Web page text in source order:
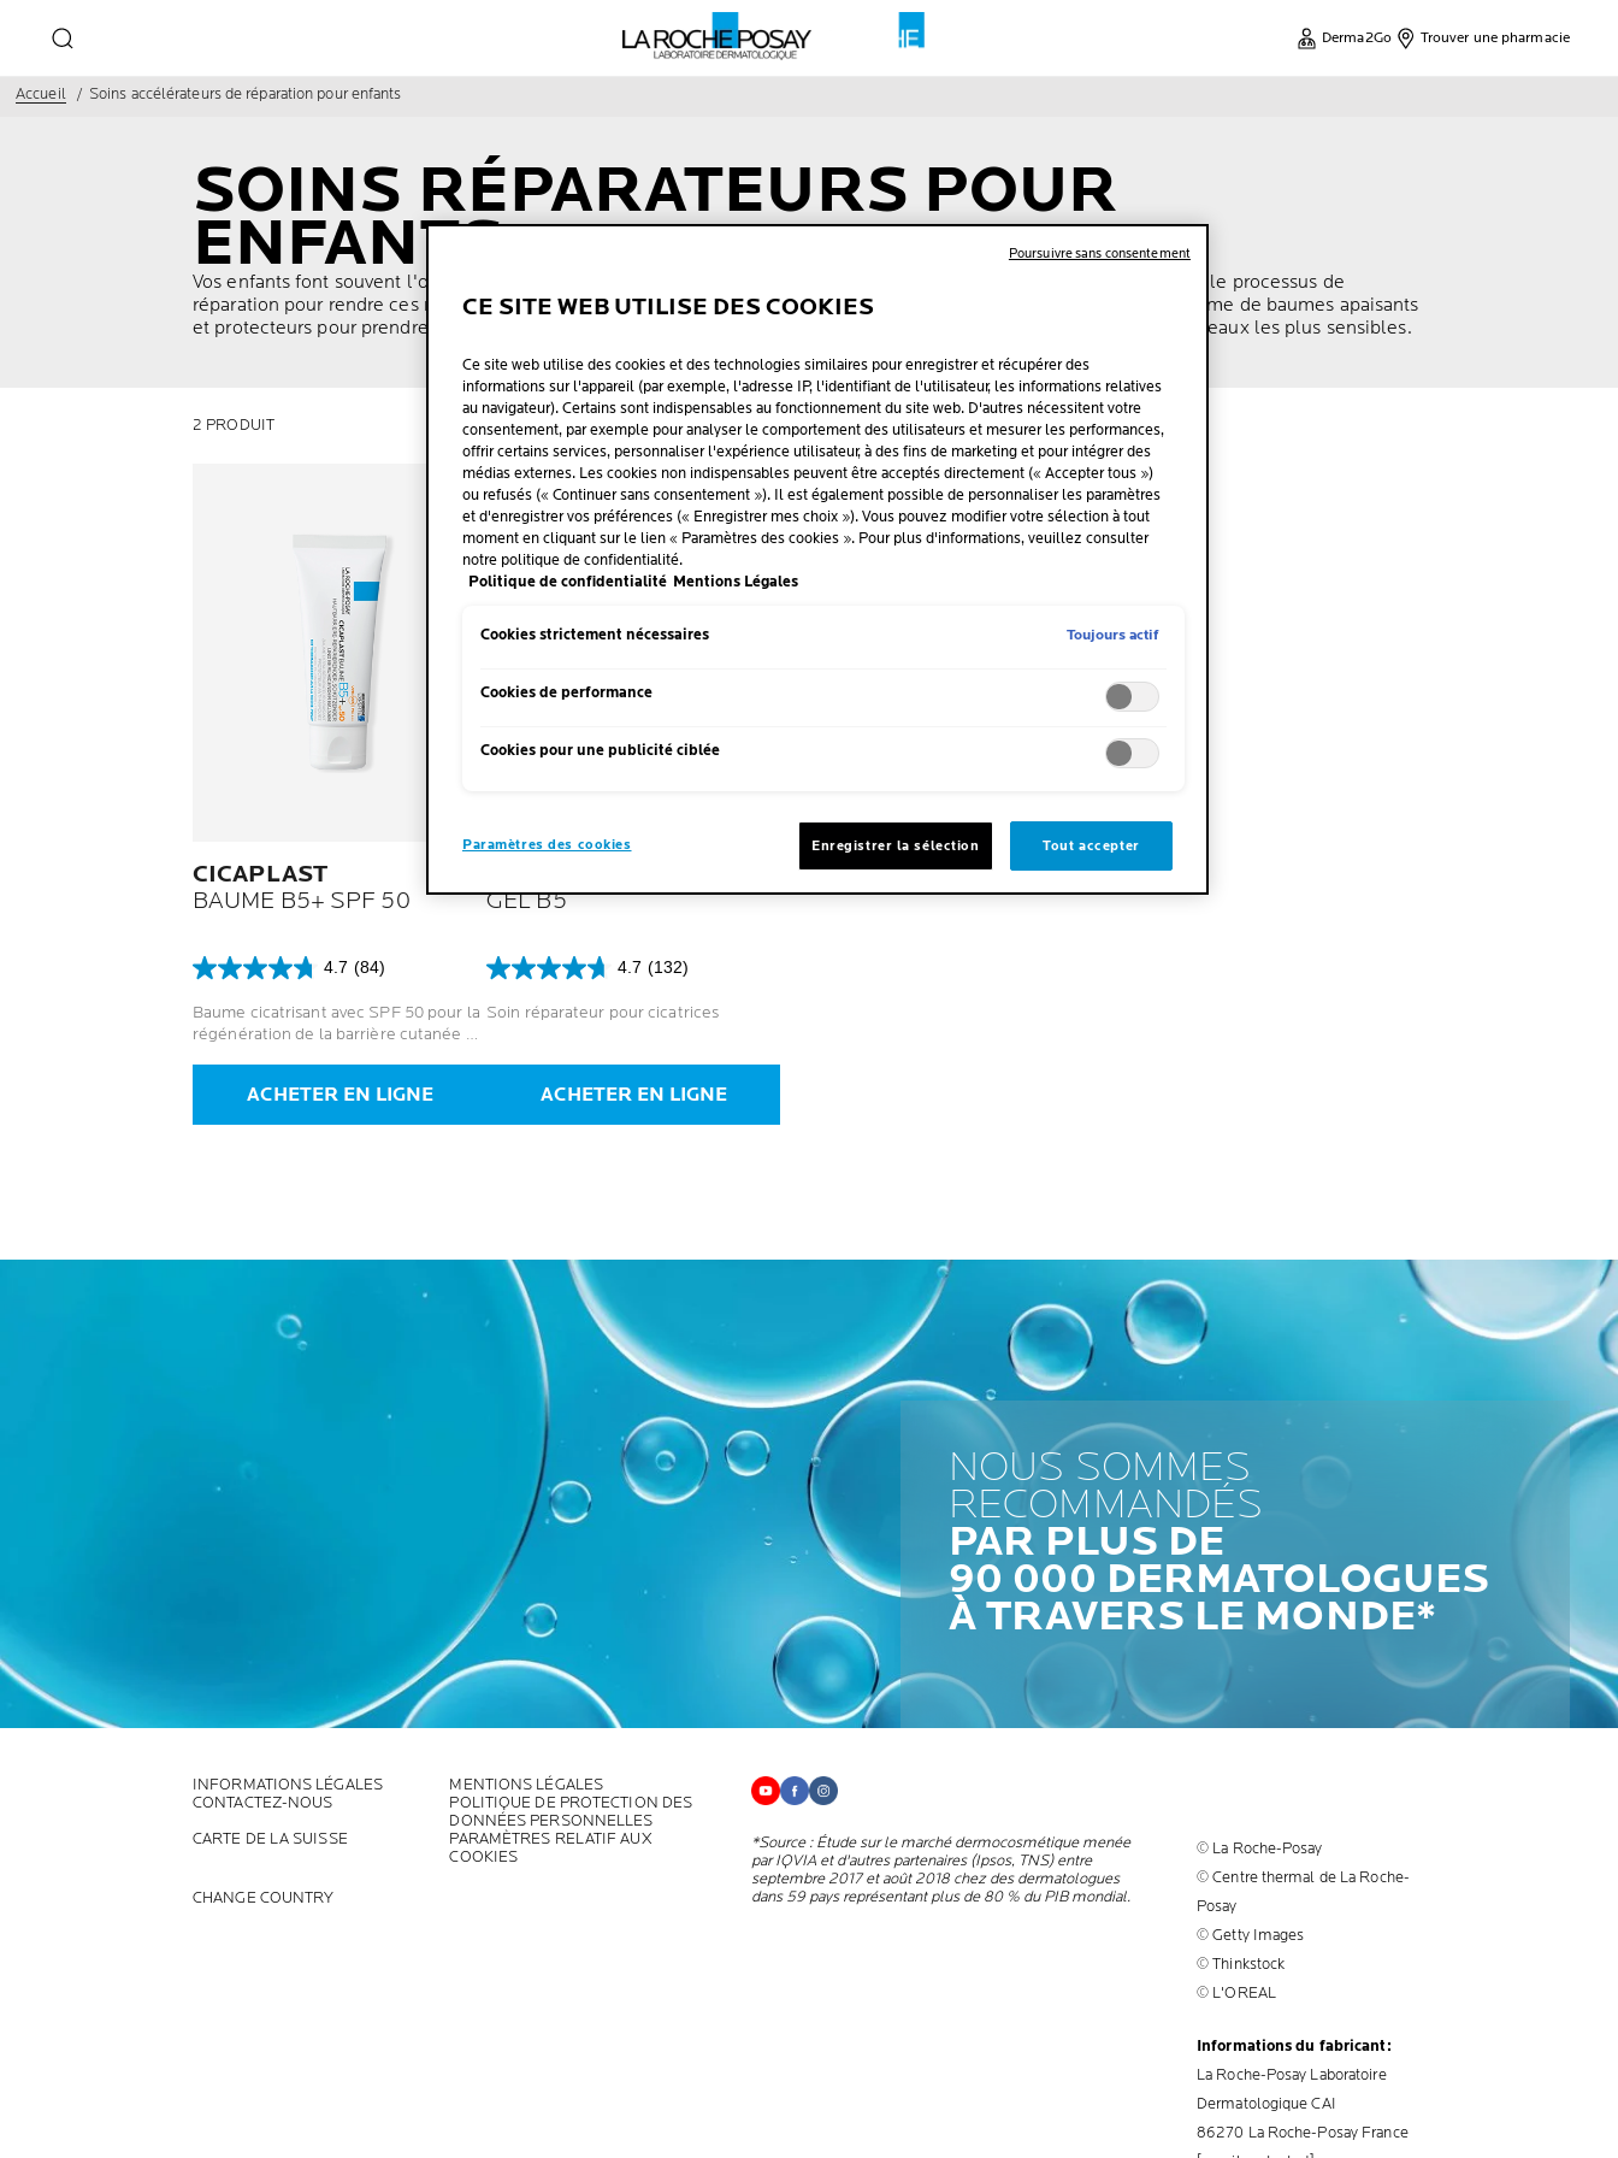
Derma2Go Trouver une pharmacie
Accueil Soins accélérateurs de réparation pour enfants
SOINS RÉPARATEURS POUR
ENFANTS
Vos enfants font souvent l'objet de petits bobos, et leur peau aussi. L'objectif de nos soins pour la peau est d'accélérer le processus de
réparation pour rendre ces marques les plus discrètes possible. Chez La Roche-Posay, nous avons développé une gamme de baumes apaisants
et protecteurs pour prendre soin de votre peau, après cicatrisation. Enrichis en eau thermale, ils ont été testés sur les peaux les plus sensibles.
2 PRODUIT
CICAPLAST
BAUME B5+ SPF 50
4.7 (84)
4.7
sur
5
étoiles.
84
Baume cicatrisant avec SPF 50 pour la
régénération de la barrière cutanée &
ACHETER EN LIGNE
TESTÉ EN ONCOLOGIE
GEL B5
4.7 (132)
4.7
sur
5
132
Soin réparateur pour cicatrices
ACHETER EN LIGNE
NOUS SOMMES
RECOMMANDÉS
PAR PLUS DE
90 000 DERMATOLOGUES
À TRAVERS LE MONDE*
INFORMATIONS LÉGALES
MENTIONS LÉGALES
CONTACTEZ-NOUS
POLITIQUE DE PROTECTION DES
DONNÉES PERSONNELLES
CARTE DE LA SUISSE
PARAMÈTRES RELATIF AUX
COOKIES
CHANGE COUNTRY
*Source : Étude sur le marché dermocosmétique menée
par IQVIA et d'autres partenaires (Ipsos, TNS) entre
septembre 2017 et août 2018 chez des dermatologues
dans 59 pays représentant plus de 80 % du PIB mondial.
© La Roche-Posay
© Centre thermal de La Roche-
Posay
© Getty Images
© Thinkstock
© L'OREAL
Informations du fabricant:
La Roche-Posay Laboratoire
Dermatologique CAI
86270 La Roche-Posay France
CE SITE WEB UTILISE DES COOKIES
Ce site web utilise des cookies et des technologies similaires pour enregistrer et récupérer des
informations sur l'appareil (par exemple, l'adresse IP, l'identifiant de l'utilisateur, les informations relatives
au navigateur). Certains sont indispensables au fonctionnement du site web. D'autres nécessitent votre
consentement, par exemple pour analyser le comportement des utilisateurs et mesurer les performances,
offrir certains services, personnaliser l'expérience utilisateur, à des fins de marketing et pour intégrer des
médias externes. Les cookies non indispensables peuvent être acceptés directement (« Accepter tous »)
ou refusés (« Continuer sans consentement »). Il est également possible de personnaliser les paramètres
et d'enregistrer vos préférences (« Enregistrer mes choix »). Vous pouvez modifier votre sélection à tout
moment en cliquant sur le lien « Paramètres des cookies ». Pour plus d'informations, veuillez consulter
notre politique de confidentialité.
Politique de confidentialité Mentions Légales
Cookies strictement nécessaires Toujours actif
Cookies de performance
Cookies pour une publicité ciblée
Paramètres des cookies Enregistrer la sélection Tout accepter
Poursuivre sans consentement